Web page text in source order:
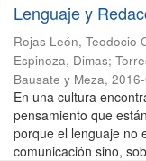
Lenguaje y
Rojas León, Teodocio
Espinoza, Dimas;
Bausate y Meza,
En una cultura
pensamiento que
porque el lenguaje no
comunicación sino,